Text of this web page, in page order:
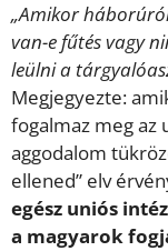
„Amikor
van-e fűtés vagy
leülni a
Megjegyezte:
fogalmaz meg az
aggodalom
ellened” elv
egész uniós
a magyarok